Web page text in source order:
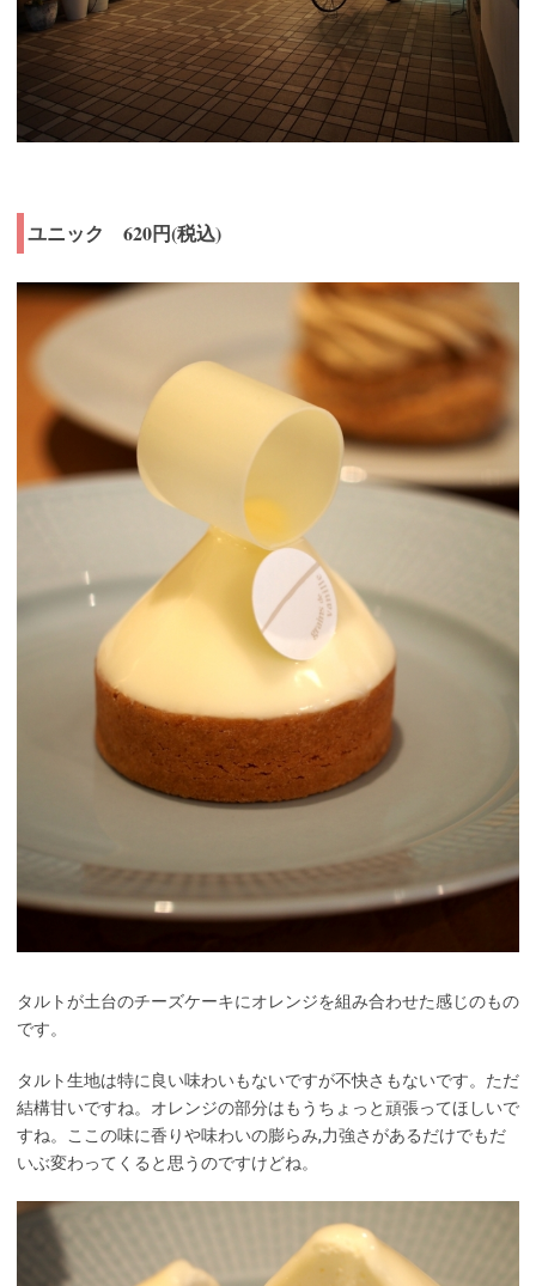
ユニック 620円(税込)
タルトが土台のチーズケーキにオレンジを組み合わせた感じのもの
です。
タルト生地は特に良い味わいもないですが不快さもないです。ただ
結構甘いですね。オレンジの部分はもうちょっと頑張ってほしいで
すね。ここの味に香りや味わいの膨らみ,力強さがあるだけでもだ
いぶ変わってくると思うのですけどね。